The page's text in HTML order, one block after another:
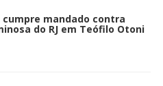
cumpre mandado contra
do RJ em Teófilo Otoni